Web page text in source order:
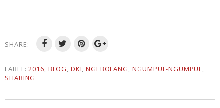
SHARE:
LABEL: 2016, BLOG, DKI, NGEBOLANG, NGUMPUL-NGUMPUL,
SHARING